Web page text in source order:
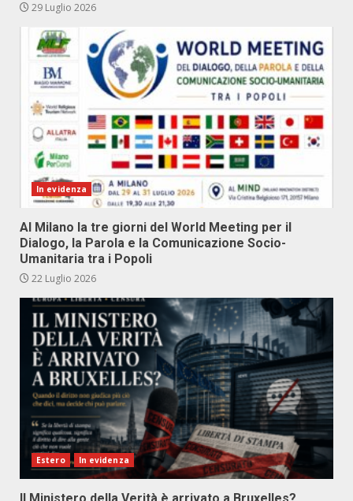
29 Luglio 2026
In evidenza
Al Milano la tre giorni del World Meeting per il
Dialogo, la Parola e la Comunicazione Socio-
Umanitaria tra i Popoli
22 Luglio 2026
Estero In evidenza